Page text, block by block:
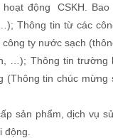
động CSKH. Bao
Thông tin từ các
ty nước sạch
…); Thông tin trường
(Thông tin chúc
sản phẩm, dịch vụ